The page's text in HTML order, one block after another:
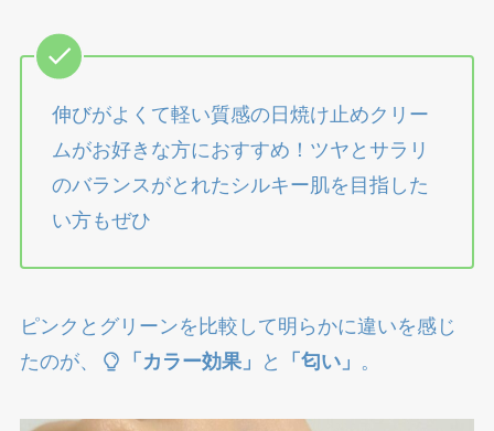
伸びがよくて軽い質感の日焼け止めクリー
ムがお好きな方におすすめ！ツヤとサラリ
のバランスがとれたシルキー肌を目指した
い方もぜひ
ピンクとグリーンを比較して明らかに違いを感じ
たのが、
「カラー効果」 と 「匂い」 。